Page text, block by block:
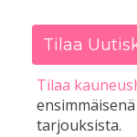
Tilaa
Tilaa
tarjouksista.